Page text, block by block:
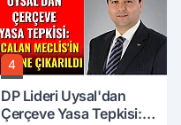
4
DP Lideri Uysal'dan
Çerçeve Yasa Tepkisi: